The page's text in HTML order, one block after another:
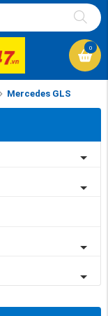
0
Mercedes GLS